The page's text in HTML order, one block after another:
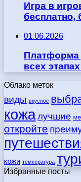
Игра в
бесплатно,
01.06.2026
Платформа
всех
Облако меток
виды вкусное
кожалучшие
откройте
кожи температура
Избранные посты